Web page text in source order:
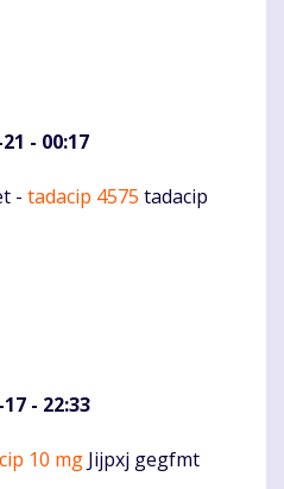
- 00:17
- tadacip 4575 tadacip
- 22:33
10 mg Jijpxj gegfmt